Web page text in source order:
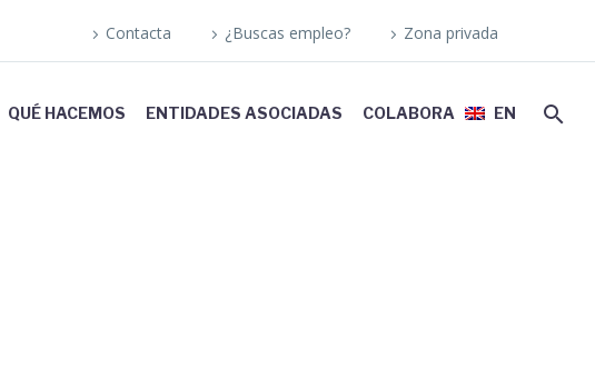
Contacta ¿Buscas empleo? Zona privada
QUÉ HACEMOS ENTIDADES ASOCIADAS COLABORA EN